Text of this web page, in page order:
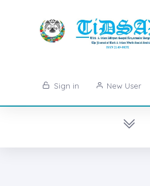
Sign in New User